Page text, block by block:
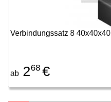
Verbindungssatz 8 40x40x40
ab 268 €